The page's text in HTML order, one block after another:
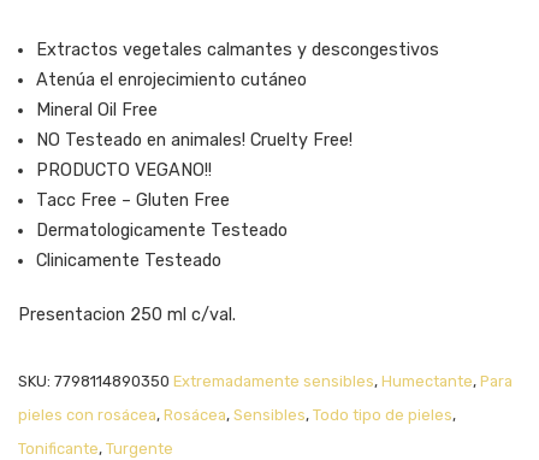
Extractos vegetales calmantes y descongestivos
Atenúa el enrojecimiento cutáneo
Mineral Oil Free
NO Testeado en animales! Cruelty Free!
PRODUCTO VEGANO!!
Tacc Free – Gluten Free
Dermatologicamente Testeado
Clinicamente Testeado
Presentacion 250 ml c/val.
SKU: 7798114890350 Extremadamente sensibles, Humectante, Para
pieles con rosácea, Rosácea, Sensibles, Todo tipo de pieles,
Tonificante, Turgente